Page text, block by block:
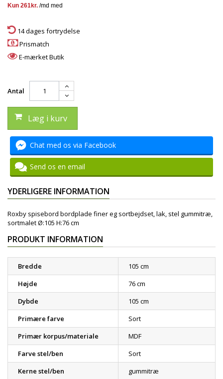
14 dages fortrydelse
Prismatch
E-mærket Butik
Antal
Læg i kurv
Chat med os via Facebook
Send os en email
YDERLIGERE INFORMATION
Roxby spisebord bordplade finer eg sortbejdset, lak, stel gummitræ,
sortmalet Ø:105 H:76 cm
PRODUKT INFORMATION
Bredde
105 cm
Højde
76 cm
Dybde
105 cm
Primære farve
Sort
Primær korpus/materiale
MDF
Farve stel/ben
Sort
Kerne stel/ben
gummitræ